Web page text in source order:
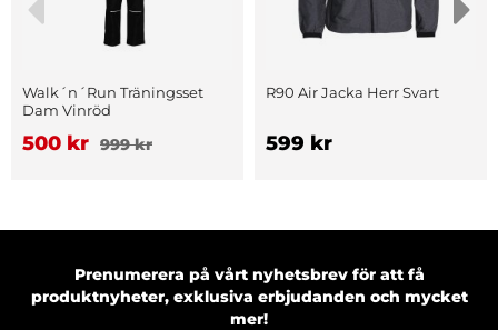
Walk´n´Run Träningsset
Dam Vinröd
500 kr 999 kr
R90 Air Jacka Herr Svart
599 kr
Prenumerera på vårt nyhetsbrev för att få
produktnyheter, exklusiva erbjudanden och mycket
mer!